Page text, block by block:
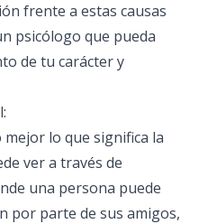
frente a estas causas
psicólogo que pueda
de tu carácter y
lo que significa la
ver a través de
una persona puede
por parte de sus amigos,